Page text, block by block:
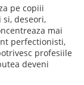
pe copiii
deseori,
mai
perfectionisti,
profesiile
deveni